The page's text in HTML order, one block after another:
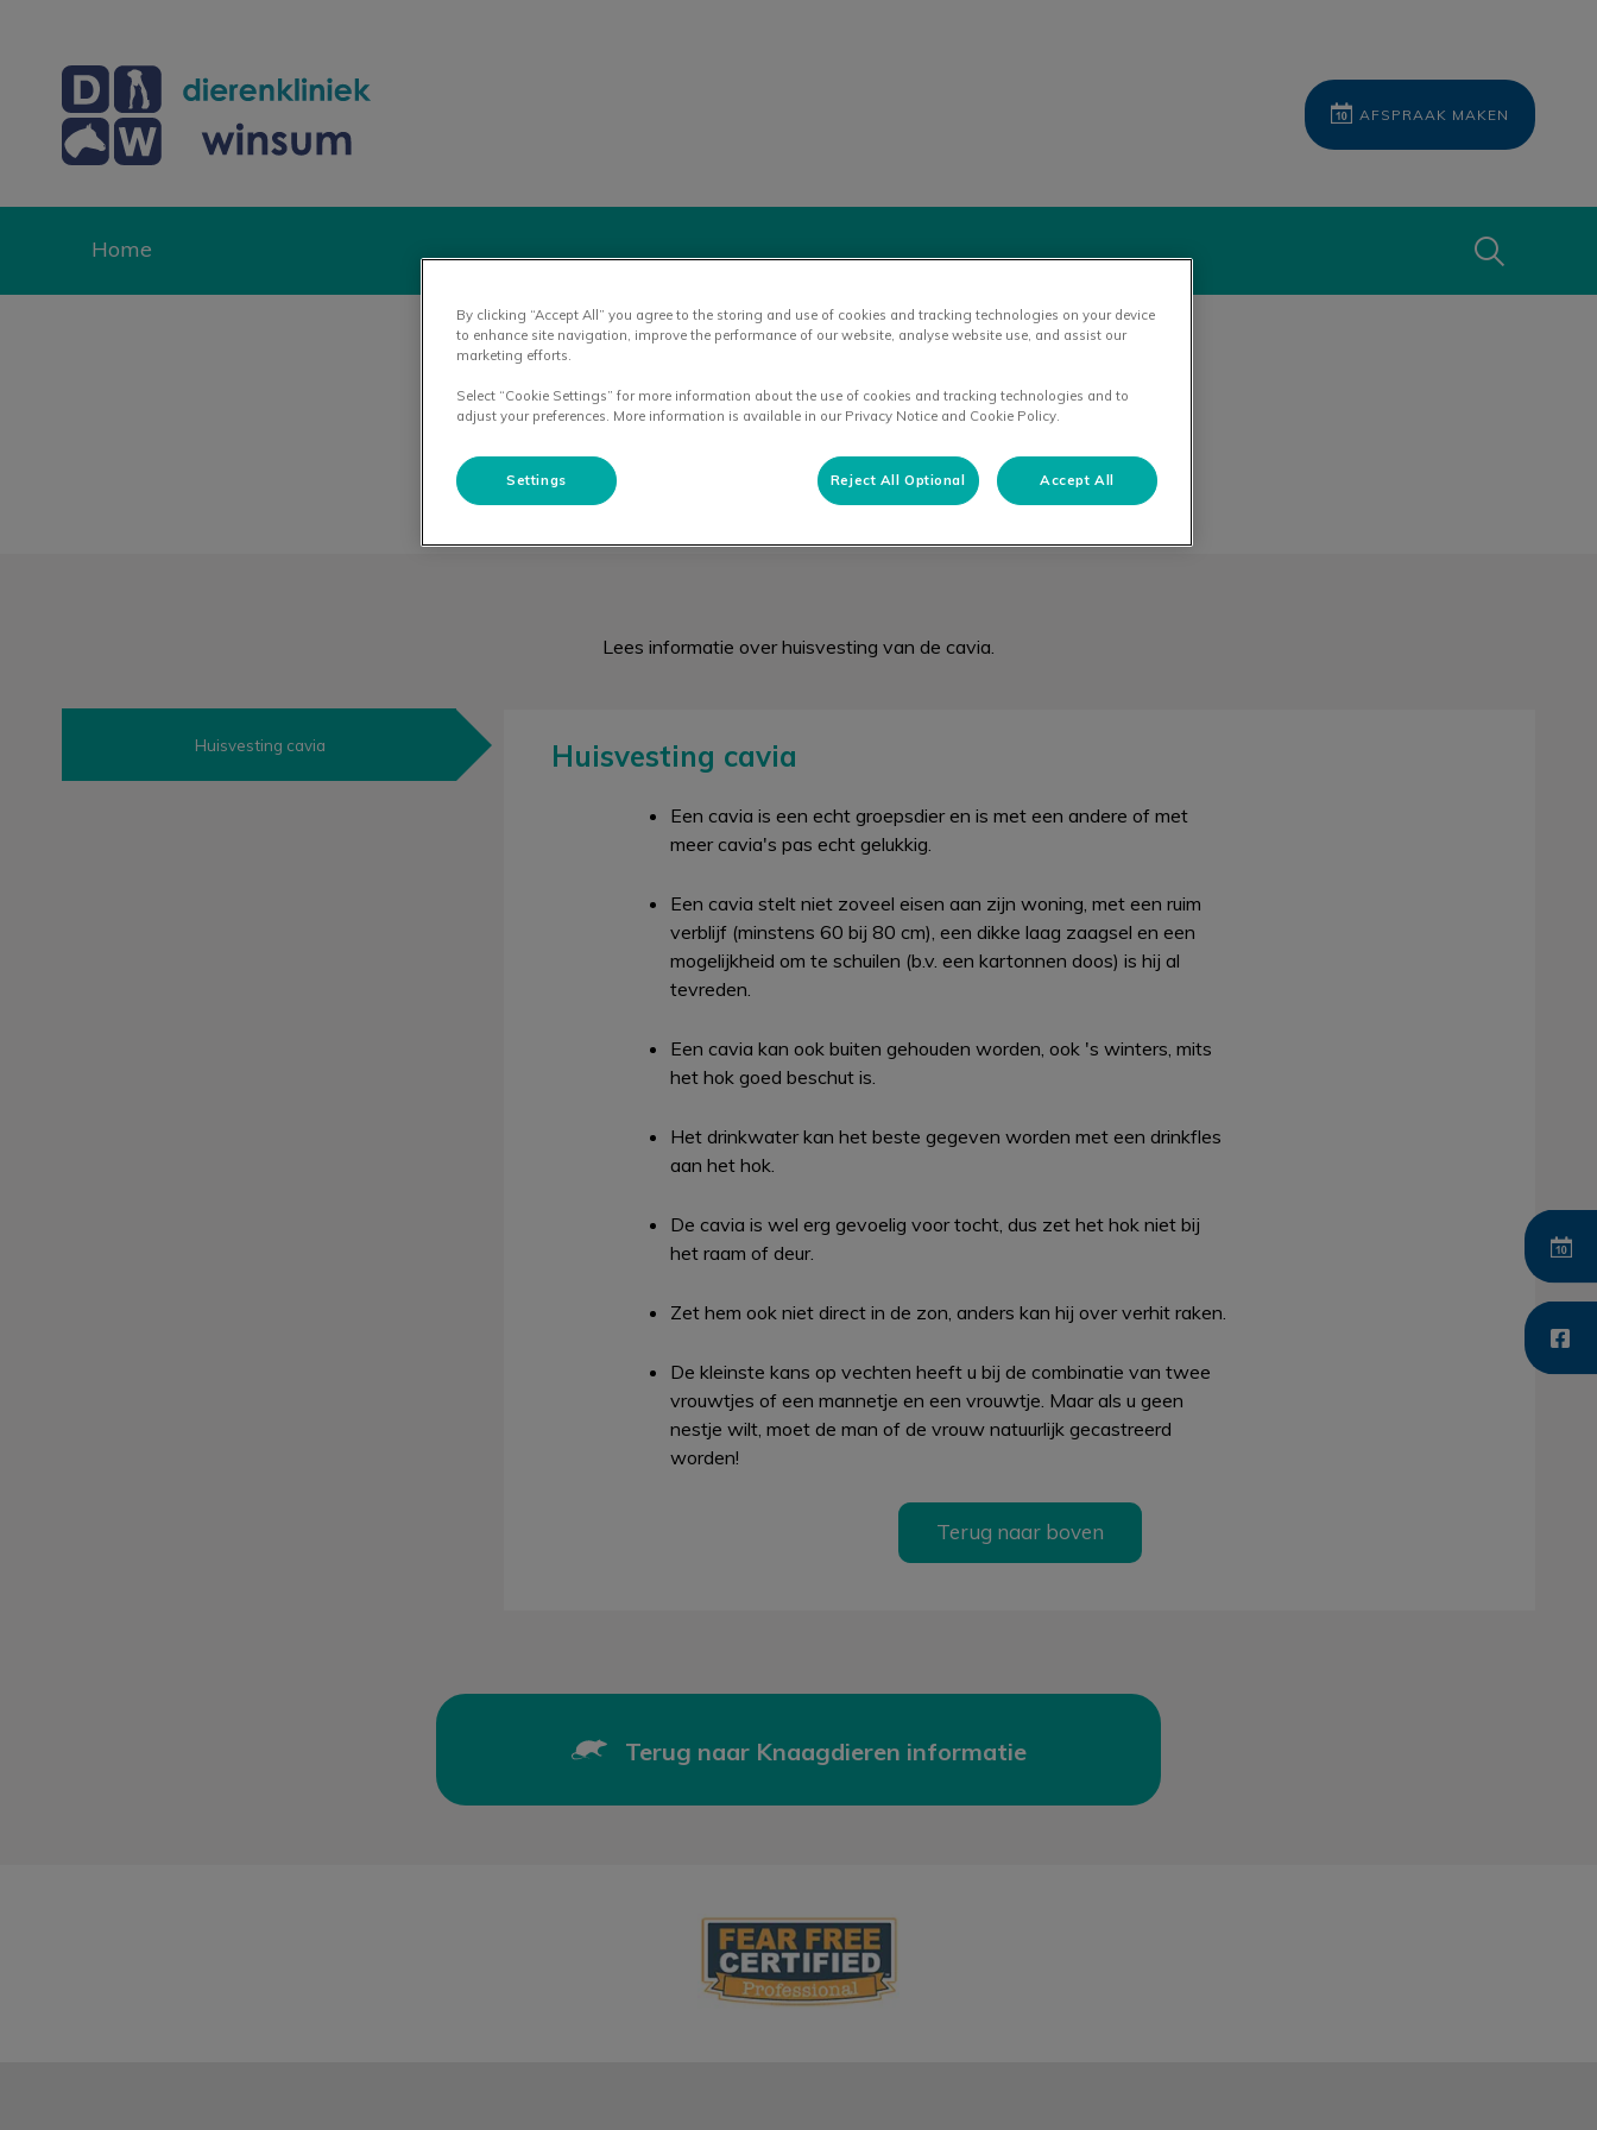
AFSPRAAK MAKEN
Home
Lees informatie over huisvesting van de cavia.
Huisvesting cavia Huisvesting cavia
Een cavia is een echt groepsdier en is met een andere of met
meer cavia's pas echt gelukkig.
Een cavia stelt niet zoveel eisen aan zijn woning, met een ruim
verblijf (minstens 60 bij 80 cm), een dikke laag zaagsel en een
mogelijkheid om te schuilen (b.v. een kartonnen doos) is hij al
tevreden.
Een cavia kan ook buiten gehouden worden, ook 's winters, mits
het hok goed beschut is.
Het drinkwater kan het beste gegeven worden met een drinkfles
aan het hok.
De cavia is wel erg gevoelig voor tocht, dus zet het hok niet bij
het raam of deur.
Zet hem ook niet direct in de zon, anders kan hij over verhit raken.
De kleinste kans op vechten heeft u bij de combinatie van twee
vrouwtjes of een mannetje en een vrouwtje. Maar als u geen
nestje wilt, moet de man of de vrouw natuurlijk gecastreerd
worden!
Terug naar boven
Terug naar Knaagdieren informatie
By clicking “Accept All” you agree to the storing and use of cookies and tracking technologies on your device
to enhance site navigation, improve the performance of our website, analyse website use, and assist our
marketing efforts.
Select “Cookie Settings” for more information about the use of cookies and tracking technologies and to
adjust your preferences. More information is available in our Privacy Notice and Cookie Policy.
Settings Reject All Optional Accept All